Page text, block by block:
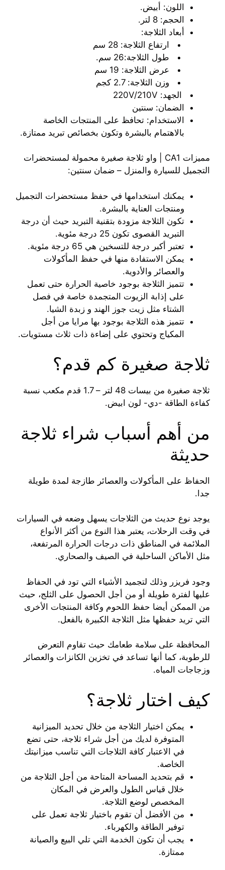
اللون: أبيض.
الحجم: 8 لتر.
أبعاد الثلاجة:
ارتفاع الثلاجة: 28 سم
طول الثلاجة:26 سم.
عرض الثلاجة: 19 سم
وزن الثلاجة: 2.7 كجم
الجهد: 220V/210V
الضمان: سنتين
الاستخدام: تحافظ على المنتجات الخاصة
بالاهتمام بالبشرة وتكون بخصائص تبريد ممتازة.
مميزات CA1 | واو ثلاجة صغيرة محمولة لمستحضرات
التجميل للسيارة والمنزل – ضمان سنتين:
يمكنك استخدامها في حفظ مستحضرات التجميل
ومنتجات العناية بالبشرة.
تكون الثلاجة مزودة بتقنية التبريد حيث أن درجة
التبريد القصوى تكون 25 درجة مئوية.
تعتبر أكبر درجة للتسخين هي 65 درجة مئوية.
يمكن الاستفادة منها في حفظ المأكولات
والعصائر والأدوية.
تتميز الثلاجة بوجود خاصية الحرارة حتى تعمل
على إذابة الزيوت المتجمدة خاصة في فصل
الشتاء مثل زيت جوز الهند و زبدة الشيا.
تتميز هذه الثلاجة بوجود بها مرايا من أجل
المكياج وتحتوي على إضاءة ذات ثلاث مستويات.
ثلاجة صغيرة كم قدم؟
ثلاجة صغيرة من بيسات 48 لتر – 1.7 قدم مكعب نسبة
كفاءة الطاقة -دي- لون ابيض.
من أهم أسباب شراء ثلاجة
حديثة
الحفاظ على المأكولات والعصائر طازجة لمدة طويلة
جدا.
يوجد نوع حديث من الثلاجات يسهل وضعه في السيارات
في وقت الرحلات، يعتبر هذا النوع من أكثر الأنواع
الملائمة في المناطق ذات درجات الحرارة المرتفعة،
مثل الأماكن الساحلية في الصيف والصحاري.
وجود فريزر وذلك لتجميد الأشياء التي تود في الحفاظ
عليها لفترة طويلة أو من أجل الحصول على الثلج، حيث
من الممكن أيضا حفظ اللحوم وكافة المنتجات الأخرى
التي تريد حفظها مثل الثلاجة الكبيرة بالفعل.
المحافظة على سلامة طعامك حيث تقاوم التعرض
للرطوبة، كما أنها تساعد في تخزين الكانزات والعصائر
وزجاجات المياه.
كيف اختار ثلاجة؟
يمكن اختيار الثلاجة من خلال تحديد الميزانية
المتوفرة لديك من أجل شراء ثلاجة، حتى تضع
في الاعتبار كافة الثلاجات التي تناسب ميزانيتك
الخاصة.
قم بتحديد المساحة المتاحة من أجل الثلاجة من
خلال قياس الطول والعرض في المكان
المخصص لوضع الثلاجة.
من الأفضل أن تقوم باختيار ثلاجة تعمل على
توفير الطاقة والكهرباء.
يجب أن تكون الخدمة التي تلي البيع والصيانة
ممتازة.